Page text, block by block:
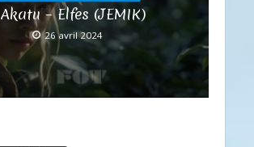
Akatu – Elfes (JEMIK)
26 avril 2024